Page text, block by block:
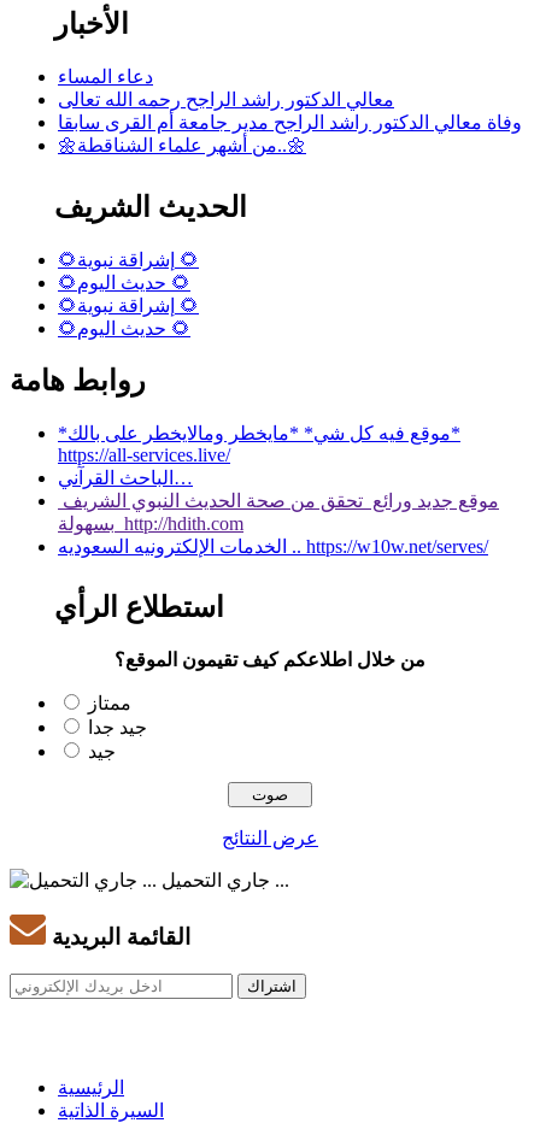
الأخبار
دعاء المساء
معالي الدكتور راشد الراجح رحمه الله تعالى
وفاة معالي الدكتور راشد الراجح مدير جامعة أم القرى سابقا
🌼من أشهر علماء الشناقطة..🌼
الحديث الشريف
🌻إشراقة نبوية 🌻
🌻حديث اليوم 🌻
🌻إشراقة نبوية 🌻
🌻حديث اليوم 🌻
روابط هامة
*موقع فيه كل شي* *مايخطر ومالايخطر على بالك*
https://all-services.live/
الباحث القرآني…
موقع جديد ورائع تحقق من صحة الحديث النبوي الشريف
بسهولة http://hdith.com
الخدمات الإلكترونيه السعوديه .. https://w10w.net/serves/
استطلاع الرأي
من خلال اطلاعكم كيف تقيمون الموقع؟
ممتاز
جيد جدا
جيد
عرض النتائج
جاري التحميل ...
القائمة البريدية
الرئيسية
السيرة الذاتية